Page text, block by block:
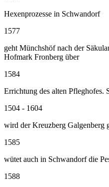
Hexenprozesse in Schwandorf
1577
geht Münchshöf nach der
Hofmark Fronberg über
1584
Errichtung des alten Pfleghofes.
1504 - 1604
wird der Kreuzberg Galgenberg
1585
wütet auch in Schwandorf die
1588